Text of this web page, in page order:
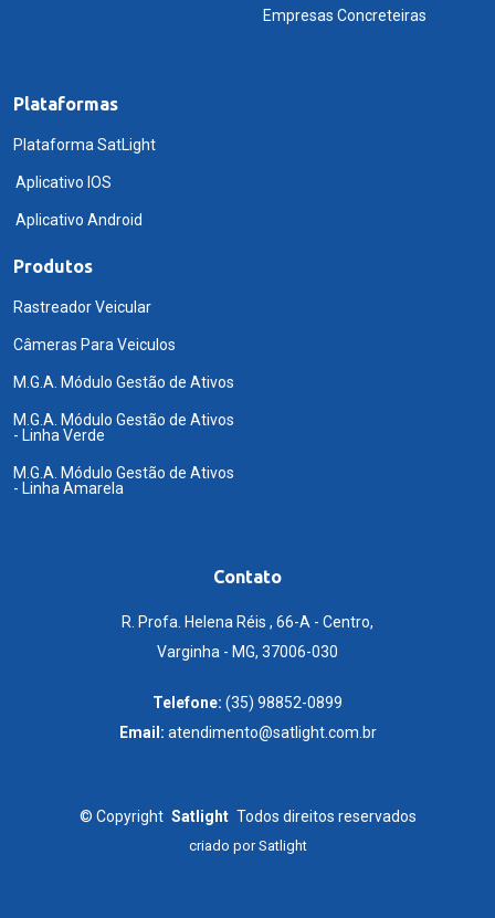
Empresas Concreteiras
Plataformas
Plataforma SatLight
Aplicativo IOS
Aplicativo Android
Produtos
Rastreador Veicular
Câmeras Para Veiculos
M.G.A. Módulo Gestão de Ativos
M.G.A. Módulo Gestão de Ativos
- Linha Verde
M.G.A. Módulo Gestão de Ativos
- Linha Amarela
Contato
R. Profa. Helena Réis , 66-A - Centro,
Varginha - MG, 37006-030
Telefone: (35) 98852-0899
Email: atendimento@satlight.com.br
© Copyright Satlight Todos direitos reservados
criado porSatlight